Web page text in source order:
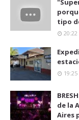
tipo
20:22
19:25
de la
Aires